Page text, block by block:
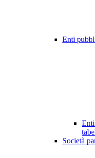
Enti
Società